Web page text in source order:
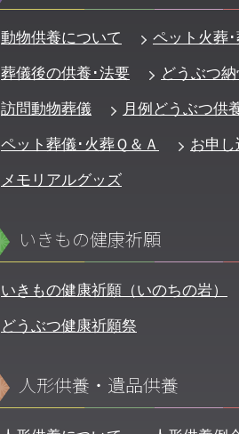
動物供養について ペット火葬
葬儀後の供養･法要
どうぶつ
訪問動物葬儀
月例どうぶつ供
ペット葬儀･火葬Ｑ＆Ａ
お申
メモリアルグッズ
いきもの健康祈願
いきもの健康祈願（いのちの岩）
どうぶつ健康祈願祭
人形供養・遺品供養